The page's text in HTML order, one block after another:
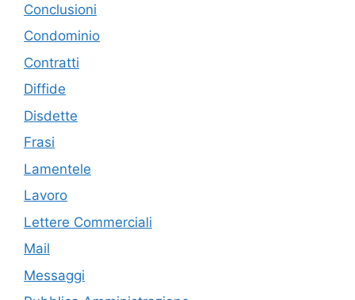
Conclusioni
Condominio
Contratti
Diffide
Disdette
Frasi
Lamentele
Lavoro
Lettere Commerciali
Mail
Messaggi